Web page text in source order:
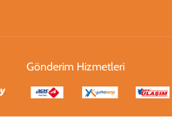
Gönderim Hizmetleri